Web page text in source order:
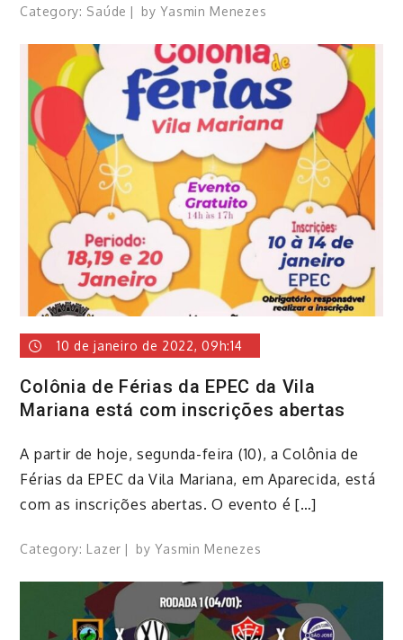
Category: Saúde byYasmin Menezes
10 de janeiro de 2022, 09h:14
Colônia de Férias da EPEC da Vila
Mariana está com inscrições abertas
A partir de hoje, segunda-feira (10), a Colônia de
Férias da EPEC da Vila Mariana, em Aparecida, está
com as inscrições abertas. O evento é […]
Category: Lazer byYasmin Menezes